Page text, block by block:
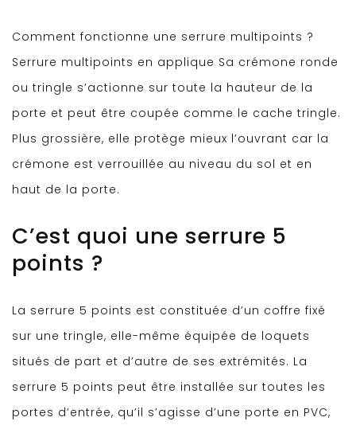
Comment fonctionne une serrure multipoints ?
Serrure multipoints en applique Sa crémone ronde
ou tringle s’actionne sur toute la hauteur de la
porte et peut être coupée comme le cache tringle.
Plus grossière, elle protège mieux l’ouvrant car la
crémone est verrouillée au niveau du sol et en
haut de la porte.
C’est quoi une serrure 5
points ?
La serrure 5 points est constituée d’un coffre fixé
sur une tringle, elle-même équipée de loquets
situés de part et d’autre de ses extrémités. La
serrure 5 points peut être installée sur toutes les
portes d’entrée, qu’il s’agisse d’une porte en PVC,